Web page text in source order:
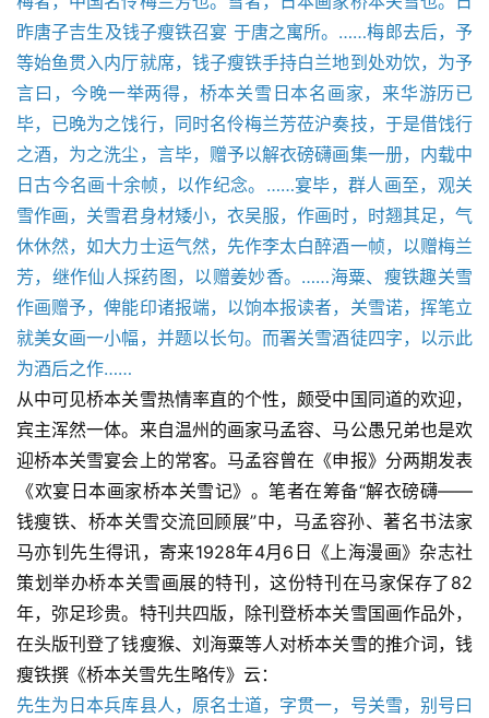
昨唐子吉生及钱子瘦铁召宴 于唐之寓所。……梅郎去后，予
等始鱼贯入内厅就席，钱子瘦铁手持白兰地到处劝饮，为予
言曰，今晚一举两得，桥本关雪日本名画家，来华游历已
毕，已晚为之饯行，同时名伶梅兰芳莅沪奏技，于是借饯行
之酒，为之洗尘，言毕，赠予以解衣磅礴画集一册，内载中
日古今名画十余帧，以作纪念。……宴毕，群人画至，观关
雪作画，关雪君身材矮小，衣吴服，作画时，时翘其足，气
休休然，如大力士运气然，先作李太白醉酒一帧，以赠梅兰
芳，继作仙人採药图，以赠姜妙香。……海粟、瘦铁趣关雪
作画赠予，俾能印诸报端，以饷本报读者，关雪诺，挥笔立
就美女画一小幅，并题以长句。而署关雪酒徒四字，以示此
为酒后之作……
从中可见桥本关雪热情率直的个性，颇受中国同道的欢迎，
宾主浑然一体。来自温州的画家马孟容、马公愚兄弟也是欢
迎桥本关雪宴会上的常客。马孟容曾在《申报》分两期发表
《欢宴日本画家桥本关雪记》。笔者在筹备“解衣磅礴——
钱瘦铁、桥本关雪交流回顾展”中，马孟容孙、著名书法家
马亦钊先生得讯，寄来1928年4月6日《上海漫画》杂志社
策划举办桥本关雪画展的特刊，这份特刊在马家保存了82
年，弥足珍贵。特刊共四版，除刊登桥本关雪国画作品外，
在头版刊登了钱瘦猴、刘海粟等人对桥本关雪的推介词，钱
瘦铁撰《桥本关雪先生略传》云：
先生为日本兵库县人，原名士道，字贯一，号关雪，别号曰